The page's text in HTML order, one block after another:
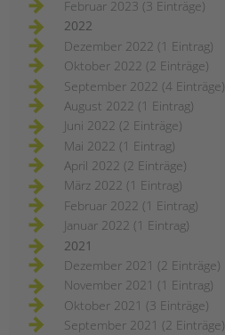
Februar 2023 (3 Einträge)
2022
Dezember 2022 (1 Eintrag)
Oktober 2022 (2 Einträge)
September 2022 (4 Einträge)
August 2022 (1 Eintrag)
Juni 2022 (2 Einträge)
Mai 2022 (1 Eintrag)
April 2022 (2 Einträge)
März 2022 (1 Eintrag)
Februar 2022 (1 Eintrag)
Januar 2022 (1 Eintrag)
2021
Dezember 2021 (2 Einträge)
November 2021 (1 Eintrag)
Oktober 2021 (3 Einträge)
September 2021 (2 Einträge)